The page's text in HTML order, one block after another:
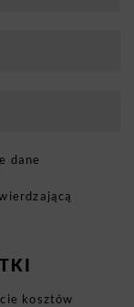
dane
kosztów